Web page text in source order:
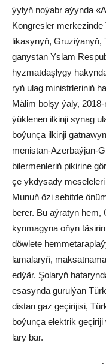
ýy­lyň no­ýabr aýyn­da
Kong­res­ler
li­ka­sy­nyň,
ga­nys­tan Ys­lam
hyz­mat­daş­ly­gy
ryň ulag mi­nistr­le­ri­niň
Mä­lim bol­şy ýa­ly,
ýük­le­nen il­kin­ji sy­nag
bo­ýun­ça il­kin­ji
me­nis­tan-Azer­baý­jan-
bi­ler­men­le­riň pi­ki­ri­ne
çe yk­dy­sa­dy
Mu­nuň özi se­bit­de
be­rer. Bu aý­ra­tyn
kyn­ma­gy­na oňyn
döw­le­te
la­ma­la­ryň,
ed­ýär. Şo­la­ryň
esa­syn­da gu­rul­ýan
dis­tan gaz ge­çi­ri­ji­si,
bo­ýun­ça elekt­rik
la­ry bar.